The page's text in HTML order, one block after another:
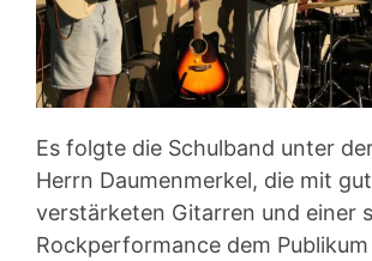
Es folgte die Schulband unter
Herrn Daumenmerkel, die mit gut
verstärketen Gitarren und einer
Rockperformance dem